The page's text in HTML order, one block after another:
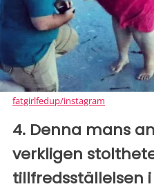
fatgirlfedup/instagram
4. Denna mans
verkligen
tillfredsställelsen